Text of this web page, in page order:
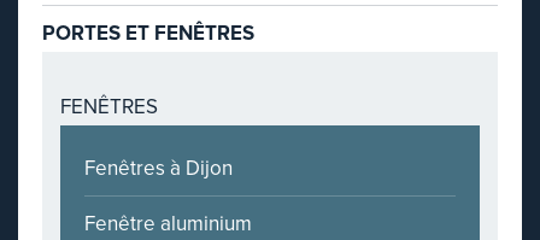
PORTES ET FENÊTRES
FENÊTRES
Fenêtres à Dijon
Fenêtre aluminium